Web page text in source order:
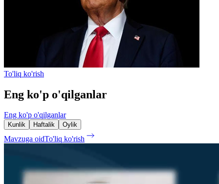
To'liq ko'rish
Eng ko'p o'qilganlar
Eng ko'p o'qilganlar
Kunlik Haftalik Oylik
Mavzuga oidTo'liq ko'rish